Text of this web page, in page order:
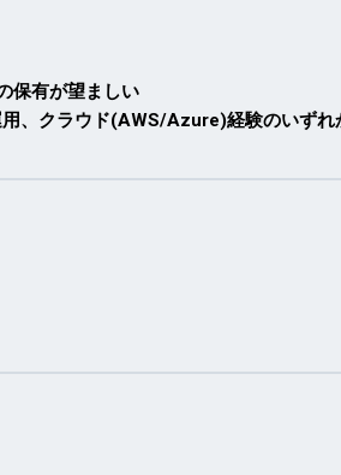
保有が望ましい
、クラウド(AWS/Azure)経験のいずれ